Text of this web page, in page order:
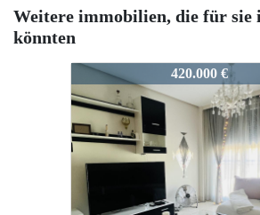
Weitere immobilien, die für sie
könnten
420.000 €
2279-VCH 176.000 €